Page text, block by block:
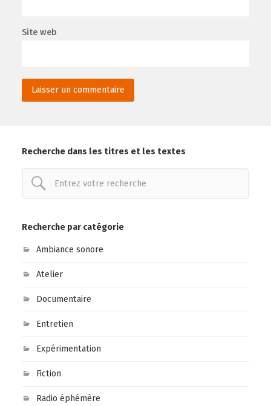
Site web
Recherche dans les titres et les textes
Recherche par catégorie
Ambiance sonore
Atelier
Documentaire
Entretien
Expérimentation
Fiction
Radio éphémère